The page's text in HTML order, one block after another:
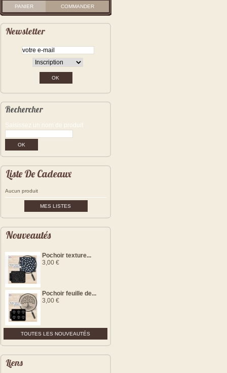
PANIER COMMANDER
Newsletter
Rechercher
Saisissez un nom de produit
Liste De Cadeaux
Aucun produit
MES LISTES
Nouveautés
Pochoir texture...
3,00 €
Pochoir feuille de...
3,00 €
TOUTES LES NOUVEAUTÉS
Liens